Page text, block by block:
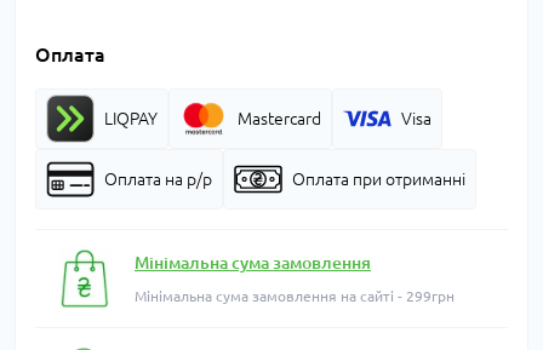
Оплата
LIQPAY Mastercard Visa
Оплата на р/р Оплата при отриманні
Мінімальна сума замовлення
Мінімальна сума замовлення на сайті - 299грн